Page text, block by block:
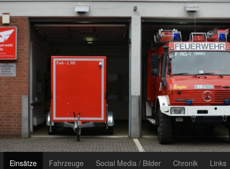
Einsätze Fahrzeuge Social Media / Bilder Chronik Links